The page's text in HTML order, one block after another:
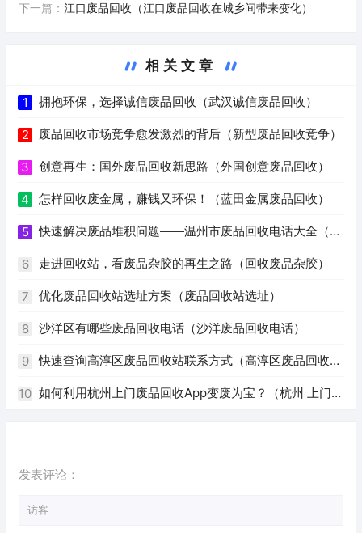
下一篇： 江口废品回收（江口废品回收在城乡间带来变化）
相关文章
1 拥抱环保，选择诚信废品回收（武汉诚信废品回收）
2 废品回收市场竞争愈发激烈的背后（新型废品回收竞争）
3 创意再生：国外废品回收新思路（外国创意废品回收）
4 怎样回收废金属，赚钱又环保！（蓝田金属废品回收）
5 快速解决废品堆积问题——温州市废品回收电话大全（温
州废品回收电话号码）
6 走进回收站，看废品杂胶的再生之路（回收废品杂胶）
7 优化废品回收站选址方案（废品回收站选址）
8 沙洋区有哪些废品回收电话（沙洋废品回收电话）
9 快速查询高淳区废品回收站联系方式（高淳区废品回收站
电话）
10 如何利用杭州上门废品回收App变废为宝？（杭州 上门回
发表评论：